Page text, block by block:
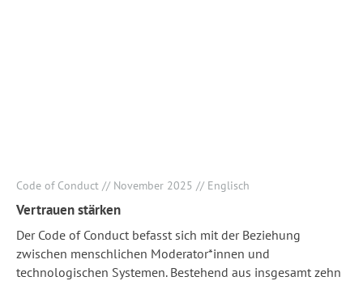
Code of Conduct // November 2025 // Englisch
Vertrauen stärken
Der Code of Conduct befasst sich mit der Beziehung
zwischen menschlichen Moderator*innen und
technologischen Systemen. Bestehend aus insgesamt zehn